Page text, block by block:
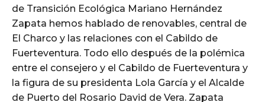
de Transición Ecológica Mariano Hernández
Zapata hemos hablado de renovables, central de
El Charco y las relaciones con el Cabildo de
Fuerteventura. Todo ello después de la polémica
entre el consejero y el Cabildo de Fuerteventura y
la figura de su presidenta Lola García y el Alcalde
de Puerto del Rosario David de Vera. Zapata